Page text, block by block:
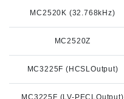
MC2520K (32.768kHz)
MC2520Z
MC3225F (HCSLOutput)
MC3225F (LV-PECLOutput)